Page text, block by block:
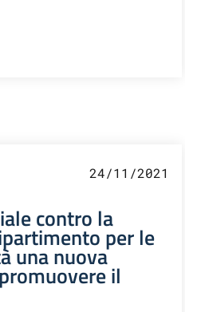
24/11/2021
contro la
per le
una nuova
il